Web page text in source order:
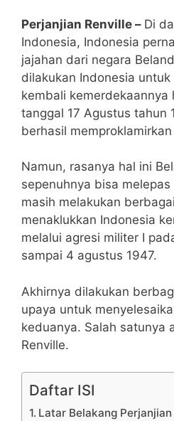
Perjanjian Renville – Di
Indonesia, Indonesia
jajahan dari negara
dilakukan Indonesia
kembali kemerdekaannya
tanggal 17 Agustus tahun
berhasil
Namun, rasanya hal ini
sepenuhnya bisa
masih melakukan
menaklukkan Indonesia
melalui agresi militer I
sampai 4 agustus 1947.
Akhirnya dilakukan
upaya untuk
keduanya. Salah satunya
Renville.
Daftar ISI
Latar Belakang